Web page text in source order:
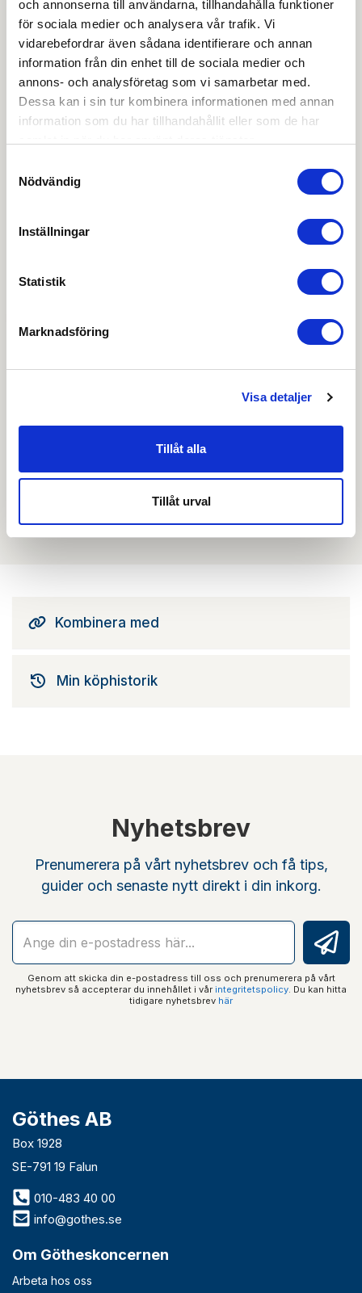
och annonserna till användarna, tillhandahålla funktioner
för sociala medier och analysera vår trafik. Vi
vidarebefordrar även sådana identifierare och annan
information från din enhet till de sociala medier och
annons- och analysföretag som vi samarbetar med.
Dessa kan i sin tur kombinera informationen med annan
information som du har tillhandahållit eller som de har
Nödvändig
Inställningar
Statistik
Marknadsföring
Visa detaljer
Tillåt alla
Tillåt urval
Ladda ner
Ritning PDF
Skötsel spanjoletter
löpande med att säkerställa att våra dokument är så
beställa, se priser,
produktblad, ritningar, monteringsbeskrivningar samt
Det finns ännu ingen film för denna produkt
Kombinera med
Min köphistorik
Nyhetsbrev
Prenumerera på vårt nyhetsbrev och få tips,
guider och senaste nytt direkt i din inkorg.
Genom att skicka din e-postadress till oss och prenumerera på vårt
nyhetsbrev så accepterar du innehållet i vår integritetspolicy. Du kan hitta
tidigare nyhetsbrev här
Göthes AB
Box 1928
SE-791 19 Falun
010-483 40 00
info@gothes.se
Om Götheskoncernen
Arbeta hos oss